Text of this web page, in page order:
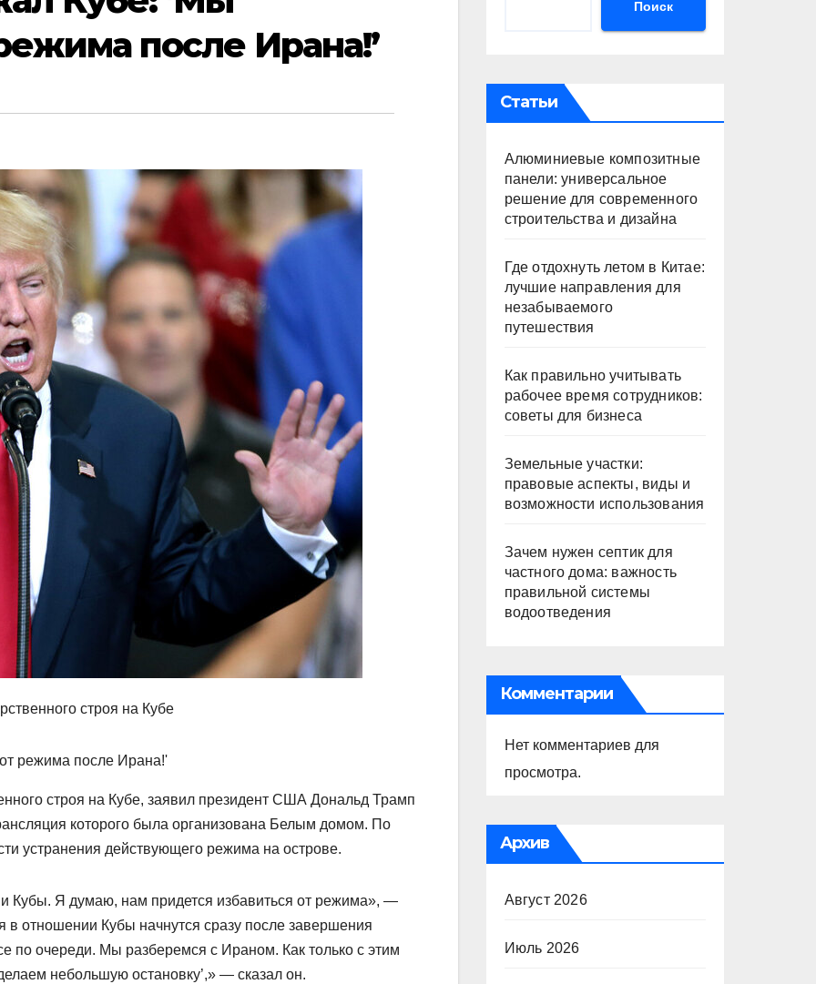
после Ирана!’
строя на Кубе
строя на Кубе, заявил президент США Дональд Трамп
которого была организована Белым домом. По
устранения действующего режима на острове.
Кубы. Я думаю, нам придется избавиться от режима», —
в отношении Кубы начнутся сразу после завершения
по очереди. Мы разберемся с Ираном. Как только с этим
небольшую остановку’,» — сказал он.
Поиск
Статьи
Алюминиевые композитные
панели: универсальное
решение для современного
строительства и дизайна
Где отдохнуть летом в Китае:
лучшие направления для
незабываемого
путешествия
Как правильно учитывать
рабочее время сотрудников:
советы для бизнеса
Земельные участки:
правовые аспекты, виды и
возможности использования
Зачем нужен септик для
частного дома: важность
правильной системы
водоотведения
Комментарии
Нет комментариев для
просмотра.
Архив
Август 2026
Июль 2026